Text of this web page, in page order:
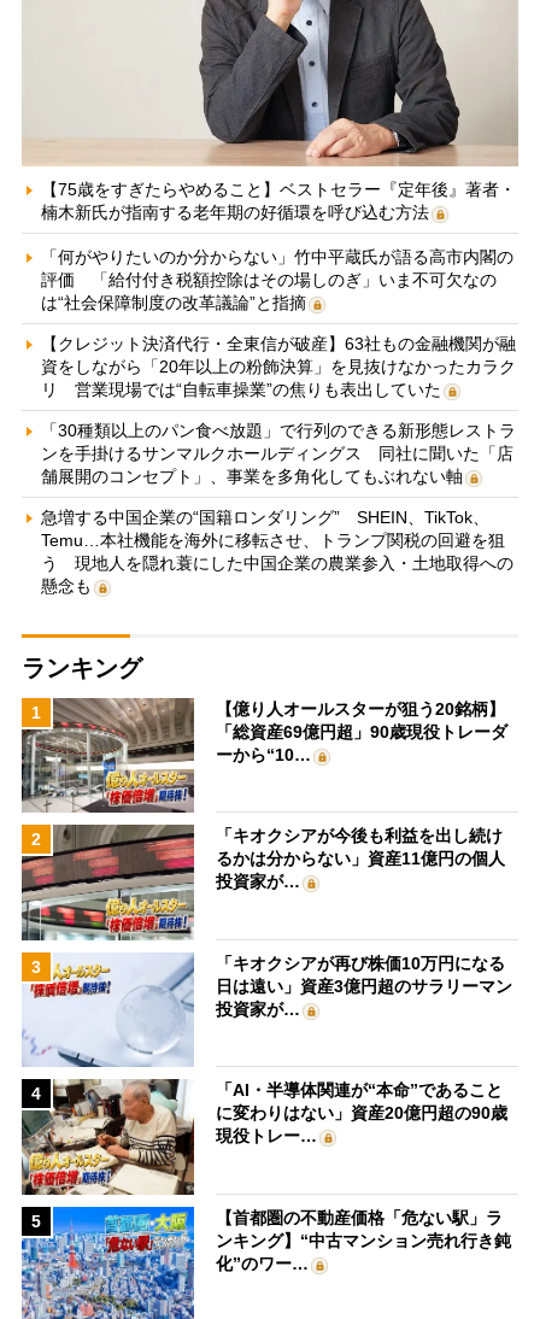
【75歳をすぎたらやめること】ベストセラー『定年後』著者・
楠木新氏が指南する老年期の好循環を呼び込む方法
「何がやりたいのか分からない」竹中平蔵氏が語る高市内閣の
評価 「給付付き税額控除はその場しのぎ」いま不可欠なの
は“社会保障制度の改革議論”と指摘
【クレジット決済代行・全東信が破産】63社もの金融機関が融
資をしながら「20年以上の粉飾決算」を見抜けなかったカラク
リ 営業現場では“自転車操業”の焦りも表出していた
「30種類以上のパン食べ放題」で行列のできる新形態レストラ
ンを手掛けるサンマルクホールディングス 同社に聞いた「店
舗展開のコンセプト」、事業を多角化してもぶれない軸
急増する中国企業の“国籍ロンダリング” SHEIN、TikTok、
Temu…本社機能を海外に移転させ、トランプ関税の回避を狙
う 現地人を隠れ蓑にした中国企業の農業参入・土地取得への
懸念も
ランキング
1
【億り人オールスターが狙う20銘柄】
「総資産69億円超」90歳現役トレーダ
ーから“10…
2
「キオクシアが今後も利益を出し続け
るかは分からない」資産11億円の個人
投資家が…
3
「キオクシアが再び株価10万円になる
日は遠い」資産3億円超のサラリーマン
投資家が…
4
「AI・半導体関連が“本命”であること
に変わりはない」資産20億円超の90歳
現役トレー…
5
【首都圏の不動産価格「危ない駅」ラ
ンキング】“中古マンション売れ行き鈍
化”のワー…